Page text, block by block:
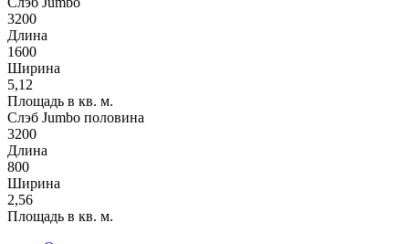
3200
Длина
1600
Ширина
5,12
Площадь в кв. м.
Слэб Jumbo половина
3200
Длина
800
Ширина
2,56
Площадь в кв. м.